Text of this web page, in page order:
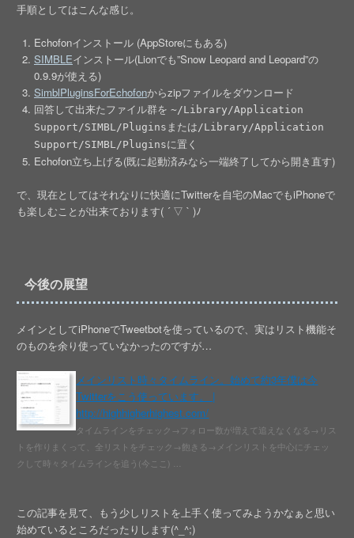
手順としてはこんな感じ。
Echofonインストール (AppStoreにもある)
SIMBLEインストール(Lionでも”Snow Leopard and Leopard”の
0.9.9が使える)
SimblPluginsForEchofonからzipファイルをダウンロード
回答して出来たファイル群を ~/Library/Application
Support/SIMBL/Plugins または /Library/Application
Support/SIMBL/Pluginsに置く
Echofon立ち上げる(既に起動済みなら一端終了してから開き直す)
で、現在としてはそれなりに快適にTwitterを自宅のMacでもiPhoneで
も楽しむことが出来ております( ´ ▽ ` )ﾉ
今後の展望
メインとしてiPhoneでTweetbotを使っているので、実はリスト機能そ
のものを余り使っていなかったのですが…
メインリスト時々タイムライン。始めて約3年僕は今
Twitterをこう使っています。 |
http://highhigherhighest.com/
タイムラインをチェック→フォロー数が増えて追えなくなる→リス
トを作りまくって、全リストをチェック→飽きる→メインリストを中心にチェッ
クして時々タイムラインを追う(今ここ) …
この記事を見て、もう少しリストを上手く使ってみようかなぁと思い
始めているところだったりします(^_^;)